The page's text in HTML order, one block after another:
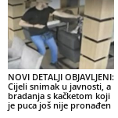
NOVI DETALJI OBJAVLJENI:
Cijeli snimak u javnosti, a
bradanja s kačketom koji
je puca još nije pronađen